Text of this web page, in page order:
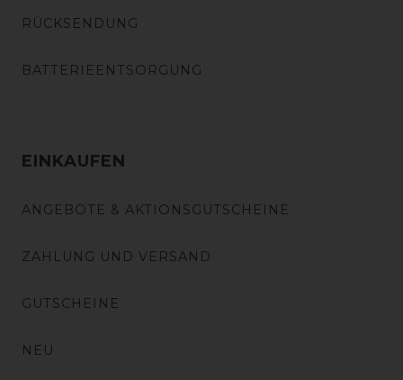
RÜCKSENDUNG
BATTERIEENTSORGUNG
EINKAUFEN
ANGEBOTE & AKTIONSGUTSCHEINE
ZAHLUNG UND VERSAND
GUTSCHEINE
NEU